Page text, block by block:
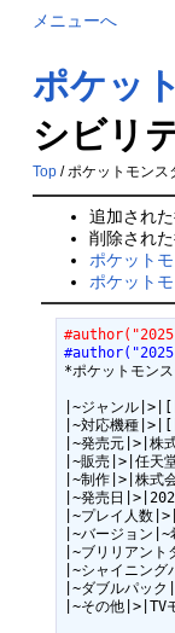
メニューへ
ポケッ
シビリ
Top/ ポケットモンス
追加され
削除され
ポケット
ポケット
*ポケットモン
|~ジャンル
|~対応機種
|~発売元|>|株
|~販売|>|任天
|~制作|>|株式
|~発売日
|~プレイ人数
|~バージョン|~
|~ブリリアン
|~シャイニン
|~ダブルパッ
|~その他|>|TV